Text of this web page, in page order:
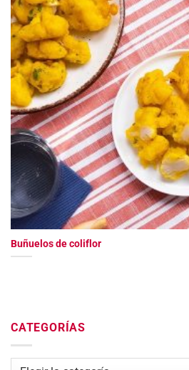
Buñuelos de coliflor
CATEGORÍAS
Categorías